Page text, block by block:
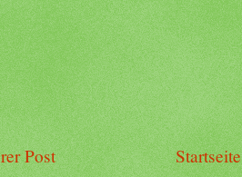
Post Startseite